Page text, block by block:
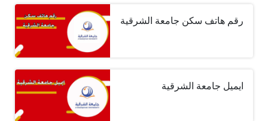
رقم هاتف سكن جامعة الشرقية
ايميل جامعة الشرقية